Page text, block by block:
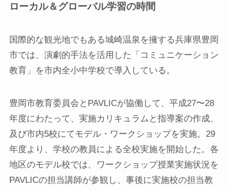
ローカル＆グローバル学習の時間
国際的な観光地でもある城崎温泉を擁する兵庫県豊岡
市では、演劇的手法を活用した「コミュニケーション
教育」を市内全小中学校で導入している。
豊岡市教育委員会とPAVLICが協働して、平成27〜28
年度にわたって、実施カリキュラムと指導案の作成、
及び市内5校にてモデル・ワークショップを実施。29
年度より、学校の教員による全校実施を開始した。各
地区のモデル校では、ワークショップ授業実施状況を
PAVLICの担当講師が参観し、事後に実施校の担当教